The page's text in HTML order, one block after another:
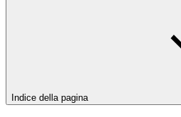
Indice della pagina